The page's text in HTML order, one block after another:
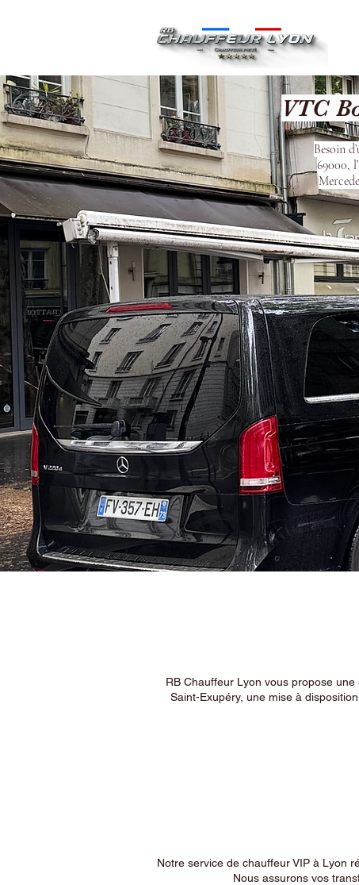
VTC
Besoin
69000,
RB Chauffeur Lyon vous propose
Saint-Exupéry, une mise à
Notre service de chauffeur VIP à Lyon
Nous assurons vos